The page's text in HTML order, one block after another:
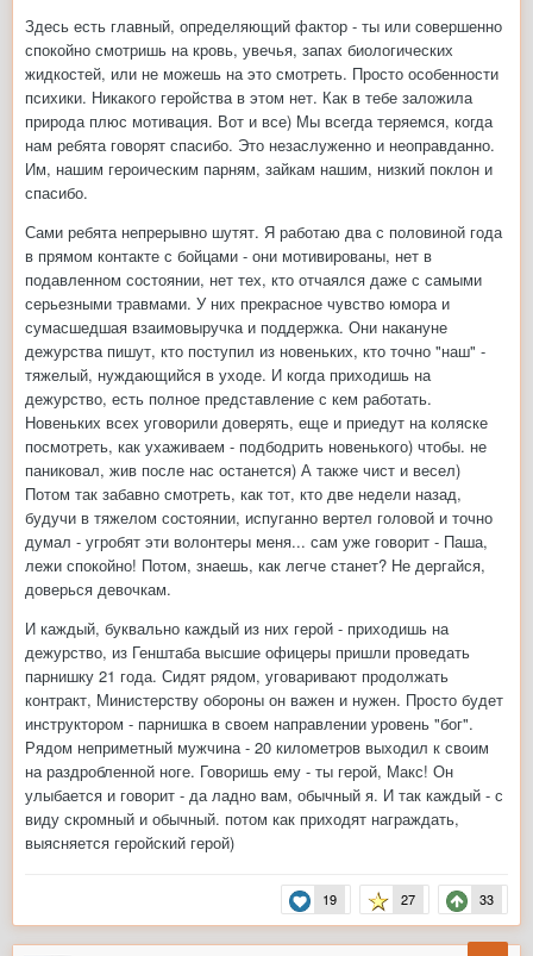
Здесь есть главный, определяющий фактор - ты или совершенно
спокойно смотришь на кровь, увечья, запах биологических
жидкостей, или не можешь на это смотреть. Просто особенности
психики. Никакого геройства в этом нет. Как в тебе заложила
природа плюс мотивация. Вот и все) Мы всегда теряемся, когда
нам ребята говорят спасибо. Это незаслуженно и неоправданно.
Им, нашим героическим парням, зайкам нашим, низкий поклон и
спасибо.
Сами ребята непрерывно шутят. Я работаю два с половиной года
в прямом контакте с бойцами - они мотивированы, нет в
подавленном состоянии, нет тех, кто отчаялся даже с самыми
серьезными травмами. У них прекрасное чувство юмора и
сумасшедшая взаимовыручка и поддержка. Они накануне
дежурства пишут, кто поступил из новеньких, кто точно "наш" -
тяжелый, нуждающийся в уходе. И когда приходишь на
дежурство, есть полное представление с кем работать.
Новеньких всех уговорили доверять, еще и приедут на коляске
посмотреть, как ухаживаем - подбодрить новенького) чтобы. не
паниковал, жив после нас останется) А также чист и весел)
Потом так забавно смотреть, как тот, кто две недели назад,
будучи в тяжелом состоянии, испуганно вертел головой и точно
думал - угробят эти волонтеры меня... сам уже говорит - Паша,
лежи спокойно! Потом, знаешь, как легче станет? Не дергайся,
доверься девочкам.
И каждый, буквально каждый из них герой - приходишь на
дежурство, из Генштаба высшие офицеры пришли проведать
парнишку 21 года. Сидят рядом, уговаривают продолжать
контракт, Министерству обороны он важен и нужен. Просто будет
инструктором - парнишка в своем направлении уровень "бог".
Рядом неприметный мужчина - 20 километров выходил к своим
на раздробленной ноге. Говоришь ему - ты герой, Макс! Он
улыбается и говорит - да ладно вам, обычный я. И так каждый - с
виду скромный и обычный. потом как приходят награждать,
выясняется геройский герой)
19 27 33